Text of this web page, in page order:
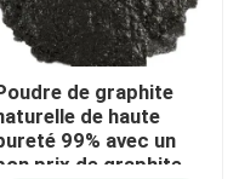
de graphite
de haute
99% avec un
prix de graphite